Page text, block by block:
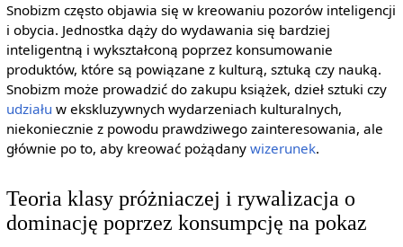
Snobizm często objawia się w kreowaniu pozorów inteligencji
i obycia. Jednostka dąży do wydawania się bardziej
inteligentną i wykształconą poprzez konsumowanie
produktów, które są powiązane z kulturą, sztuką czy nauką.
Snobizm może prowadzić do zakupu książek, dzieł sztuki czy
udziału w ekskluzywnych wydarzeniach kulturalnych,
niekoniecznie z powodu prawdziwego zainteresowania, ale
głównie po to, aby kreować pożądany wizerunek.
Teoria klasy próżniaczej i rywalizacja o
dominację poprzez konsumpcję na pokaz